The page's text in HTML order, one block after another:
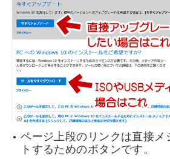
ページ上段のリンクは直接メ
トするためのボタンです。